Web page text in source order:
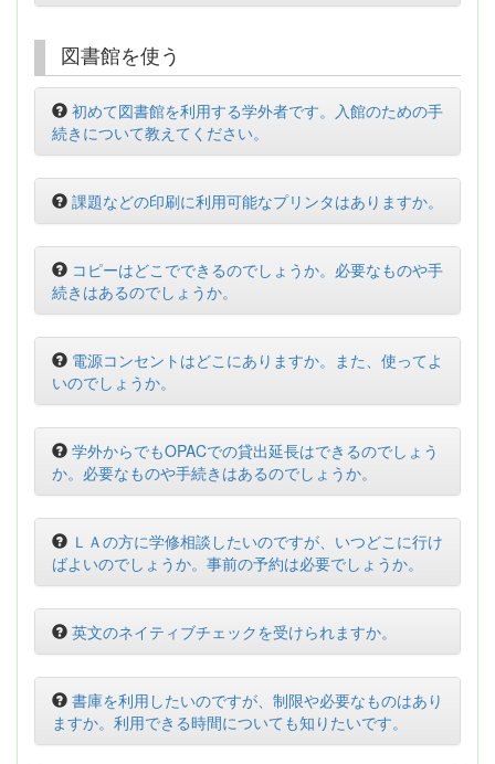
図書館を使う
初めて図書館を利用する学外者です。入館のための手
続きについて教えてください。
課題などの印刷に利用可能なプリンタはありますか。
コピーはどこでできるのでしょうか。必要なものや手
続きはあるのでしょうか。
電源コンセントはどこにありますか。また、使ってよ
いのでしょうか。
学外からでもOPACでの貸出延長はできるのでしょう
か。必要なものや手続きはあるのでしょうか。
ＬＡの方に学修相談したいのですが、いつどこに行け
ばよいのでしょうか。事前の予約は必要でしょうか。
英文のネイティブチェックを受けられますか。
書庫を利用したいのですが、制限や必要なものはあり
ますか。利用できる時間についても知りたいです。